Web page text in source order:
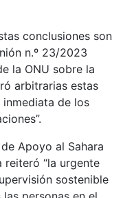
conclusiones son
n.º 23/2023
la ONU sobre la
arbitrarias estas
de los
Apoyo al Sahara
reiteró “la urgente
sostenible